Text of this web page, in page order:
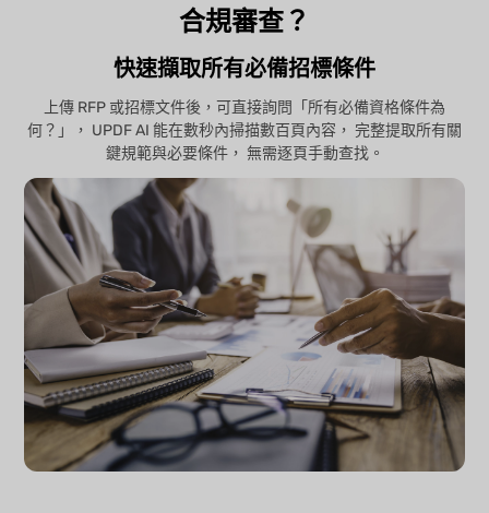
合規審查？
快速擷取所有必備招標條件
上傳 RFP 或招標文件後，可直接詢問「所有必備資格條件為
何？」， UPDF AI 能在數秒內掃描數百頁內容， 完整提取所有關
鍵規範與必要條件， 無需逐頁手動查找。